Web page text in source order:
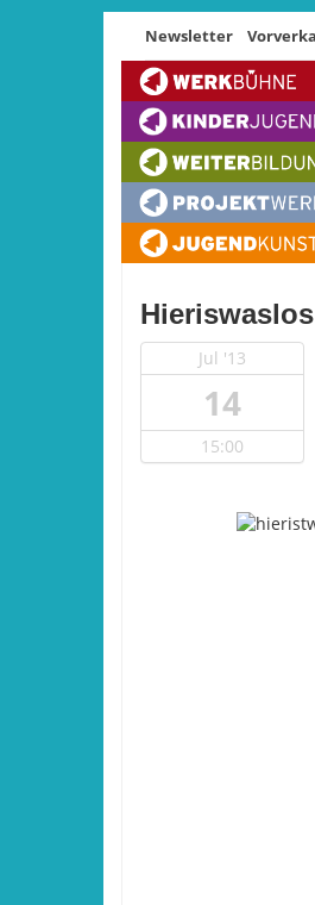
Newsletter
Jul '13
14
15:00